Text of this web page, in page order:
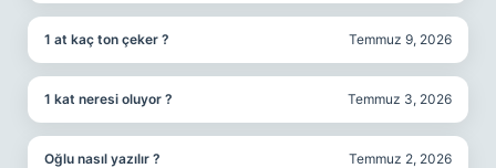
1 at kaç ton çeker ? Temmuz 9, 2026
1 kat neresi oluyor ? Temmuz 3, 2026
Oğlu nasıl yazılır ? Temmuz 2, 2026